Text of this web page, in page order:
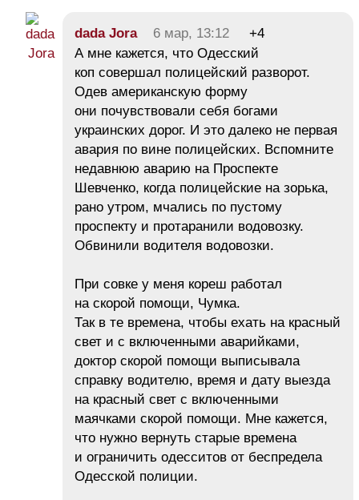
dada Jora 6 мар, 13:12
+4
А мне кажется, что Одесский
коп совершал полицейский разворот.
Одев американскую форму
они почувствовали себя богами
украинских дорог. И это далеко не первая
авария по вине полицейских. Вспомните
недавнюю аварию на Проспекте
Шевченко, когда полицейские на зорька,
рано утром, мчались по пустому
проспекту и протаранили водовозку.
Обвинили водителя водовозки.
При совке у меня кореш работал
на скорой помощи, Чумка.
Так в те времена, чтобы ехать на красный
свет и с включенными аварийками,
доктор скорой помощи выписывала
справку водителю, время и дату выезда
на красный свет с включенными
маячками скорой помощи. Мне кажется,
что нужно вернуть старые времена
и ограничить одесситов от беспредела
Одесской полиции.